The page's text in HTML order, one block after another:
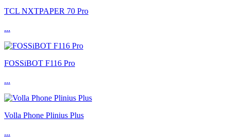
TCL NXTPAPER 70 Pro
...
FOSSiBOT F116 Pro
...
Volla Phone Plinius Plus
...